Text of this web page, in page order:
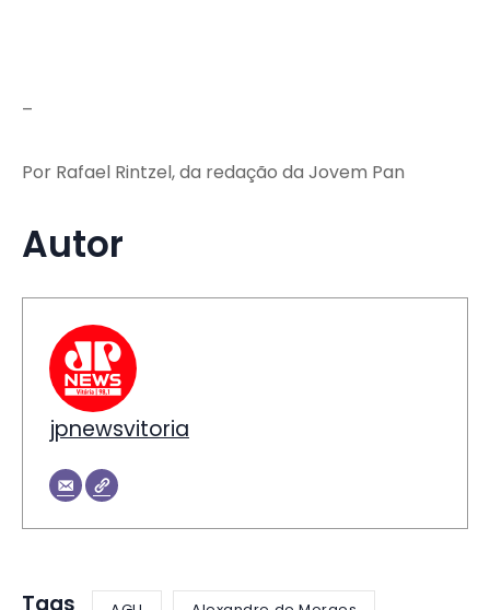
–
Por Rafael Rintzel, da redação da Jovem Pan
Autor
jpnewsvitoria